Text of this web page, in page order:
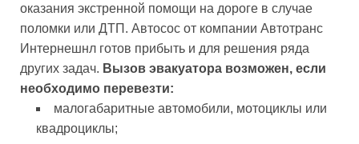
оказания экстренной помощи на дороге в случае
поломки или ДТП. Автосос от компании Автотранс
Интернешнл готов прибыть и для решения ряда
других задач. Вызов эвакуатора возможен, если
необходимо перевезти:
малогабаритные автомобили, мотоциклы или
квадроциклы;